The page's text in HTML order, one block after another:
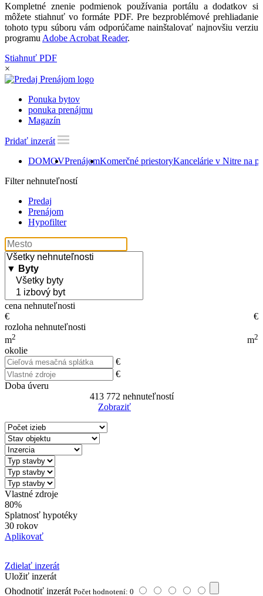
Kompletné znenie podmienok používania portálu a dodatkov si
môžete stiahnuť vo formáte PDF. Pre bezproblémové prehliadanie
tohoto typu súboru vám odporúčame nainštalovať najnovšiu verziu
programu Adobe Acrobat Reader.
Stiahnuť PDF
×
Ponuka bytov
ponuka prenájmu
Magazín
Pridať inzerát
DOMOVPrenájomKomerčné priestoryKancelárie v Nitre na
Filter nehnuteľností
Predaj
Prenájom
Hypofilter
cena nehnuteľnosti
€
€
rozloha nehnuteľnosti
m2 m2
okolie
€
€
Doba úveru
413 772 nehnuteľností
Zobraziť
Vlastné zdroje
80%
Splatnosť hypotéky
30 rokov
Aplikovať
Zdielať inzerát
Uložiť inzerát
Ohodnotiť inzerát Počet hodnotení: 0